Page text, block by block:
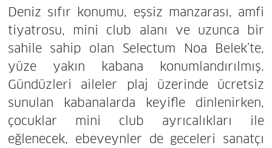
Deniz sıfır konumu, eşsiz manzarası, amfi
tiyatrosu, mini club alanı ve uzunca bir
sahile sahip olan Selectum Noa Belek’te,
yüze yakın kabana konumlandırılmış.
Gündüzleri aileler plaj üzerinde ücretsiz
sunulan kabanalarda keyifle dinlenirken,
çocuklar mini club ayrıcalıkları ile
eğlenecek, ebeveynler de geceleri sanatçı